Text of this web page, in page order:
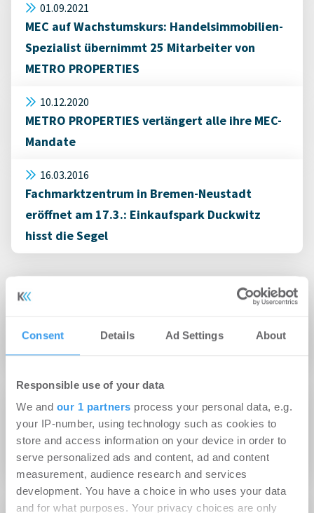
Consent Details Ad Settings About
Responsible use of your data
We and our 1 partners process your personal data, e.g.
your IP-number, using technology such as cookies to
store and access information on your device in order to
serve personalized ads and content, ad and content
measurement, audience research and services
development. You have a choice in who uses your data
and for what purposes. Your privacy choices are only
01.09.2021
MEC auf Wachstumskurs: Handelsimmobilien-
Spezialist übernimmt 25 Mitarbeiter von
METRO PROPERTIES
10.12.2020
METRO PROPERTIES verlängert alle ihre MEC-
Mandate
16.03.2016
Fachmarktzentrum in Bremen-Neustadt
eröffnet am 17.3.: Einkaufspark Duckwitz
hisst die Segel
05.09.2013
Dortmund eröffnet
17.07.2013
TEDOX wird Ankermieter im neuen
Fachmarktcenter in Essen